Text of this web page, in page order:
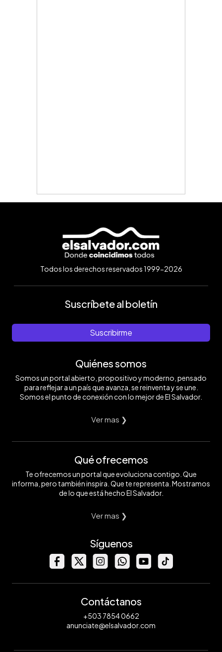
Todos los derechos reservados 1999-2026
Suscríbete al boletín
Suscribirme
Quiénes somos
Somos un portal abierto, propositivo y moderno, pensado
para reflejar a un país que avanza, se reinventa y se une.
Somos el punto de conexión con lo mejor de El Salvador.
Ver mas ❯
Qué ofrecemos
Te ofrecemos un portal que evoluciona contigo. Que
informa, pero también inspira. Que te representa. Mostramos
de lo que está hecho El Salvador.
Ver mas ❯
Síguenos
Contáctanos
+503 7854 0662
anunciate@elsalvador.com